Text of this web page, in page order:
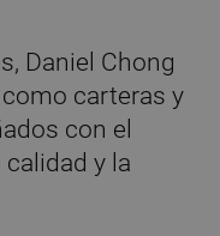
Daniel Chong
carteras y
con el
y la